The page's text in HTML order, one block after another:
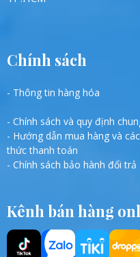
Chính sách
- Thông tin hàng hóa
- Chính sách và quy định
- Hướng dẫn mua hàng và
thức thanh toán
- Chính sách bảo hành đổi trả
Kênh bán hàng